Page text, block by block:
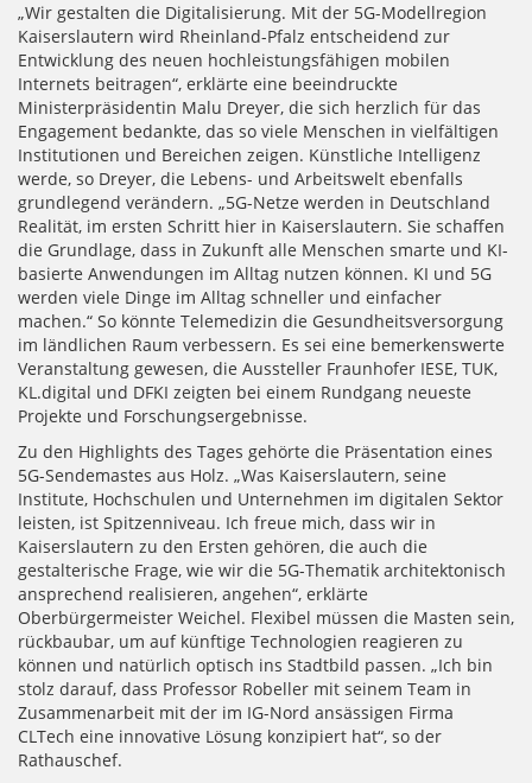
„Wir gestalten die Digitalisierung. Mit der 5G-Modellregion
Kaiserslautern wird Rheinland-Pfalz entscheidend zur
Entwicklung des neuen hochleistungsfähigen mobilen
Internets beitragen“, erklärte eine beeindruckte
Ministerpräsidentin Malu Dreyer, die sich herzlich für das
Engagement bedankte, das so viele Menschen in vielfältigen
Institutionen und Bereichen zeigen. Künstliche Intelligenz
werde, so Dreyer, die Lebens- und Arbeitswelt ebenfalls
grundlegend verändern. „5G-Netze werden in Deutschland
Realität, im ersten Schritt hier in Kaiserslautern. Sie schaffen
die Grundlage, dass in Zukunft alle Menschen smarte und KI-
basierte Anwendungen im Alltag nutzen können. KI und 5G
werden viele Dinge im Alltag schneller und einfacher
machen.“ So könnte Telemedizin die Gesundheitsversorgung
im ländlichen Raum verbessern. Es sei eine bemerkenswerte
Veranstaltung gewesen, die Aussteller Fraunhofer IESE, TUK,
KL.digital und DFKI zeigten bei einem Rundgang neueste
Projekte und Forschungsergebnisse.
Zu den Highlights des Tages gehörte die Präsentation eines
5G-Sendemastes aus Holz. „Was Kaiserslautern, seine
Institute, Hochschulen und Unternehmen im digitalen Sektor
leisten, ist Spitzenniveau. Ich freue mich, dass wir in
Kaiserslautern zu den Ersten gehören, die auch die
gestalterische Frage, wie wir die 5G-Thematik architektonisch
ansprechend realisieren, angehen“, erklärte
Oberbürgermeister Weichel. Flexibel müssen die Masten sein,
rückbaubar, um auf künftige Technologien reagieren zu
können und natürlich optisch ins Stadtbild passen. „Ich bin
stolz darauf, dass Professor Robeller mit seinem Team in
Zusammenarbeit mit der im IG-Nord ansässigen Firma
CLTech eine innovative Lösung konzipiert hat“, so der
Rathauschef.